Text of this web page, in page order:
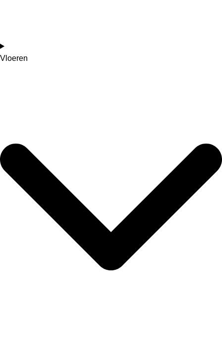
Vloeren